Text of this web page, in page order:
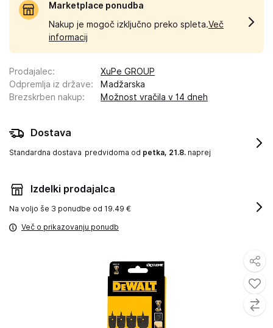
Marketplace ponudba
Nakup je mogoč izključno preko spleta.Več
informacij
Prodajalec:
XuPe GROUP
Odpremlja iz države:
Madžarska
Brezskrben nakup: Možnost vračila v 14 dneh
Dostava
Standardna dostava predvidoma od petka, 21.8. naprej
Izdelki prodajalca
Na voljo še 3 ponudbe od 19.49 €
Več o prikazovanju ponudb